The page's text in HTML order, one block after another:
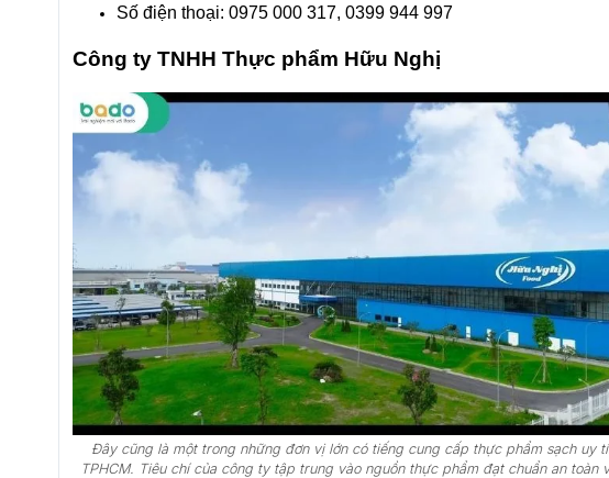
Số điện thoại: 0975 000 317, 0399 944 997
Công ty TNHH Thực phẩm Hữu Nghị
Đây cũng là một trong những đơn vị lớn có tiếng cung cấp thực phẩm sạch uy
TPHCM. Tiêu chí của công ty tập trung vào nguồn thực phẩm đạt chuẩn an toàn